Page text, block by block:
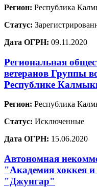
Регион: Республика
Статус:
Дата ОГРН: 09.11.2020
Региональная
ветеранов Группы
Республике
Регион: Республика
Статус: Исключенные
Дата ОГРН: 15.06.2020
Автономная
"Академия хоккея
"Джунгар"